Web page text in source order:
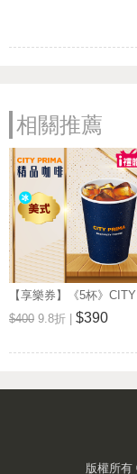
相關推薦
【享樂券】《5杯》CITY
PRIMA-精品美式(中杯-冰)
$400 9.8折 | $390
版權所